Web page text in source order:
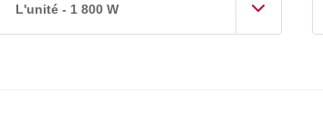
L'unité - 1 800 W